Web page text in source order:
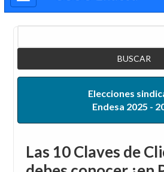
Elecciones
Endesa 2025 -
Las 10 Claves de